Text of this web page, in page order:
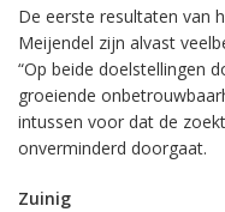
De eerste resultaten van
Meijendel zijn alvast
“Op beide doelstellingen
groeiende
intussen voor dat de
onverminderd doorgaat.
Zuinig